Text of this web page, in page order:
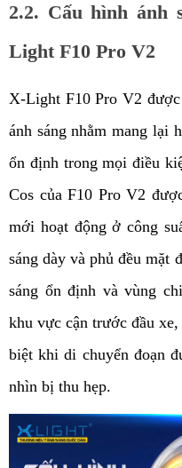
2.2. Cấu hình ánh
Light F10 Pro V2
X-Light F10 Pro V2 được
ánh sáng nhằm mang lại
ổn định trong mọi điều
Cos của F10 Pro V2
mới hoạt động ở công
sáng dày và phủ đều mặt
sáng ổn định và vùng
khu vực cận trước đầu
biệt khi di chuyển đoạn
nhìn bị thu hẹp.